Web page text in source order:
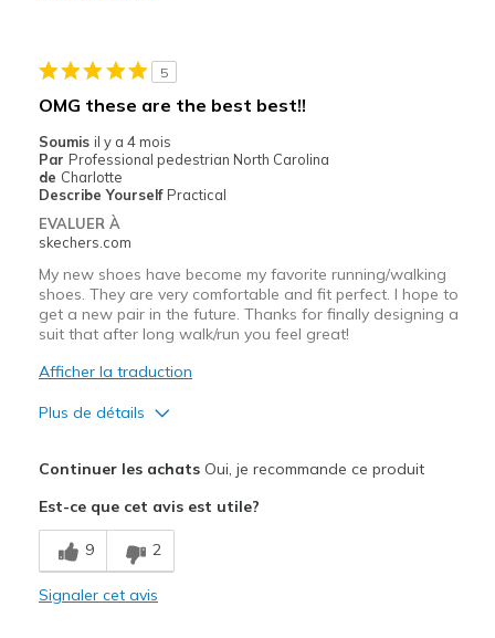
Width
Feels true to width
5
OMG these are the best best!!
Soumis il y a 4 mois
Par Professional pedestrian North Carolina
de Charlotte
Describe Yourself Practical
EVALUER À
skechers.com
My new shoes have become my favorite running/walking
shoes. They are very comfortable and fit perfect. I hope to
get a new pair in the future. Thanks for finally designing a
suit that after long walk/run you feel great!
Afficher la traduction
Plus de détails
Breathe Well
Comfortable
Continuer les achatsOui, je recommande ce produit
Est-ce que cet avis est utile?
9 2
Signaler cet avis